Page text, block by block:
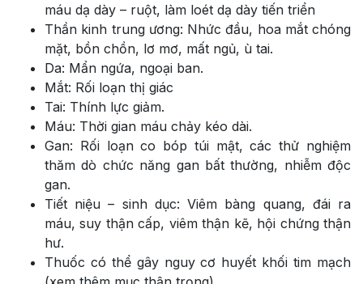
máu dạ dày – ruột, làm loét dạ dày tiến triển
Thần kinh trung ương: Nhức đầu, hoa mắt chóng
mặt, bồn chồn, lơ mơ, mất ngủ, ù tai.
Da: Mẩn ngứa, ngoại ban.
Mắt: Rối loạn thị giác
Tai: Thính lực giảm.
Máu: Thời gian máu chảy kéo dài.
Gan: Rối loạn co bóp túi mật, các thử nghiệm
thăm dò chức năng gan bất thường, nhiễm độc
gan.
Tiết niệu – sinh dục: Viêm bàng quang, đái ra
máu, suy thận cấp, viêm thận kẽ, hội chứng thận
hư.
Thuốc có thể gây nguy cơ huyết khối tim mạch